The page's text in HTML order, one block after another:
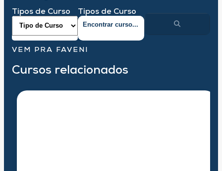
Tipos de Curso Tipos de Curso
VEM PRA FAVENI
Cursos relacionados